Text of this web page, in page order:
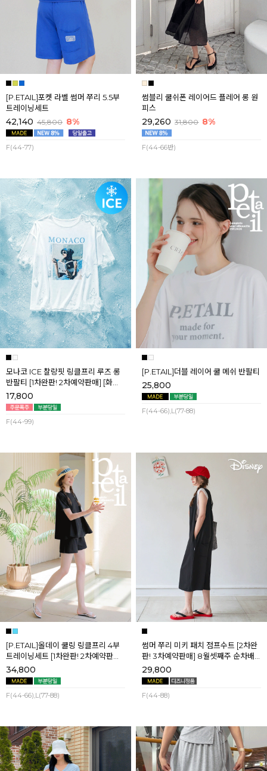
[P.ETAIL]포켓 라벨 썸머 쭈리 5.5부
트레이닝세트
42,140 45,800 8%
F(44-77)
썸블리 쿨쉬폰 레이어드 플레어 롱 원
피스
29,260 31,800 8%
F(44-66반)
모나코 ICE 찰랑핏 링클프리 루즈 롱
반팔티 [1차완판! 2차예약판매] [화이
트] 8월첫째주 순차배송
17,800
F(44-99)
[P.ETAIL]더블 레이어 쿨 메쉬 반팔티
25,800
F(44-66),L(77-88)
[P.ETAIL]올데이 쿨링 링클프리 4부
트레이닝세트 [1차완판! 2차예약판매]
[블랙L] 8월셋째주 순차배송
34,800
F(44-66),L(77-88)
썸머 쭈리 미키 패치 점프수트 [2차완
판! 3차예약판매] 8월셋째주 순차배
송
29,800
F(44-88)